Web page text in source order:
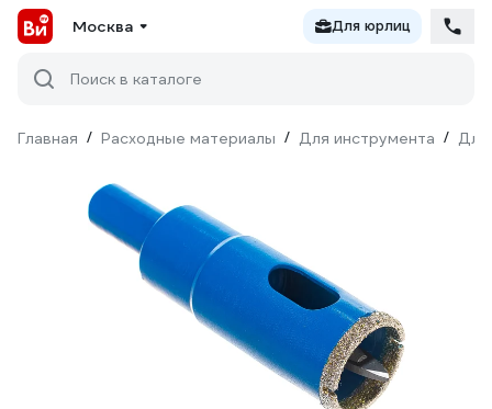
Москва Для юрлиц
Поиск в каталоге
Главная / Расходные материалы / Для инструмента / Для